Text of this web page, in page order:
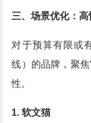
三、场景优化：
对于预算有限或
线）的品牌，聚焦
性。
1. 软文猫